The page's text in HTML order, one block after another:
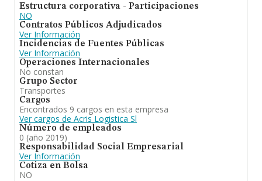
Estructura corporativa - Participaciones
NO
Contratos Públicos Adjudicados
Ver Información
Incidencias de Fuentes Públicas
Ver Información
Operaciones Internacionales
No constan
Grupo Sector
Transportes
Cargos
Encontrados 9 cargos en esta empresa
Ver cargos de Acris Logistica Sl
Número de empleados
0 (año 2019)
Responsabilidad Social Empresarial
Ver Información
Cotiza en Bolsa
NO